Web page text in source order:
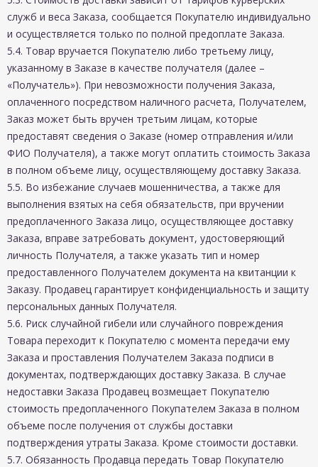
служб и веса Заказа, сообщается Покупателю индивидуально
и осуществляется только по полной предоплате Заказа.
5.4. Товар вручается Покупателю либо третьему лицу,
указанному в Заказе в качестве получателя (далее –
«Получатель»). При невозможности получения Заказа,
оплаченного посредством наличного расчета, Получателем,
Заказ может быть вручен третьим лицам, которые
предоставят сведения о Заказе (номер отправления и/или
ФИО Получателя), а также могут оплатить стоимость Заказа
в полном объеме лицу, осуществляющему доставку Заказа.
5.5. Во избежание случаев мошенничества, а также для
выполнения взятых на себя обязательств, при вручении
предоплаченного Заказа лицо, осуществляющее доставку
Заказа, вправе затребовать документ, удостоверяющий
личность Получателя, а также указать тип и номер
предоставленного Получателем документа на квитанции к
Заказу. Продавец гарантирует конфиденциальность и защиту
персональных данных Получателя.
5.6. Риск случайной гибели или случайного повреждения
Товара переходит к Покупателю с момента передачи ему
Заказа и проставления Получателем Заказа подписи в
документах, подтверждающих доставку Заказа. В случае
недоставки Заказа Продавец возмещает Покупателю
стоимость предоплаченного Покупателем Заказа в полном
объеме после получения от службы доставки
подтверждения утраты Заказа. Кроме стоимости доставки.
5.7. Обязанность Продавца передать Товар Покупателю